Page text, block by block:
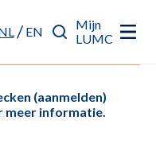
/ EN
Mijn
LUMC
(aanmelden)
meer informatie.